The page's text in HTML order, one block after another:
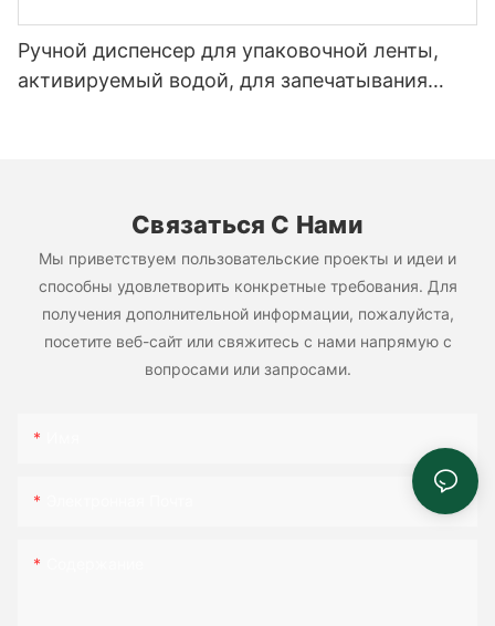
Ручной диспенсер для упаковочной ленты,
активируемый водой, для запечатывания
Связаться С Нами
Мы приветствуем пользовательские проекты и идеи и
способны удовлетворить конкретные требования. Для
получения дополнительной информации, пожалуйста,
посетите веб-сайт или свяжитесь с нами напрямую с
вопросами или запросами.